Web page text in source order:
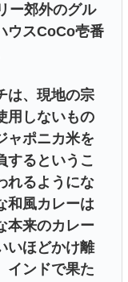
ー郊外のグル
ウスCoCo壱番
は、現地の宗
用しないもの
ャポニカ米を
するというこ
れるようにな
和風カレーは
本来のカレー
いほどかけ離
インドで果た